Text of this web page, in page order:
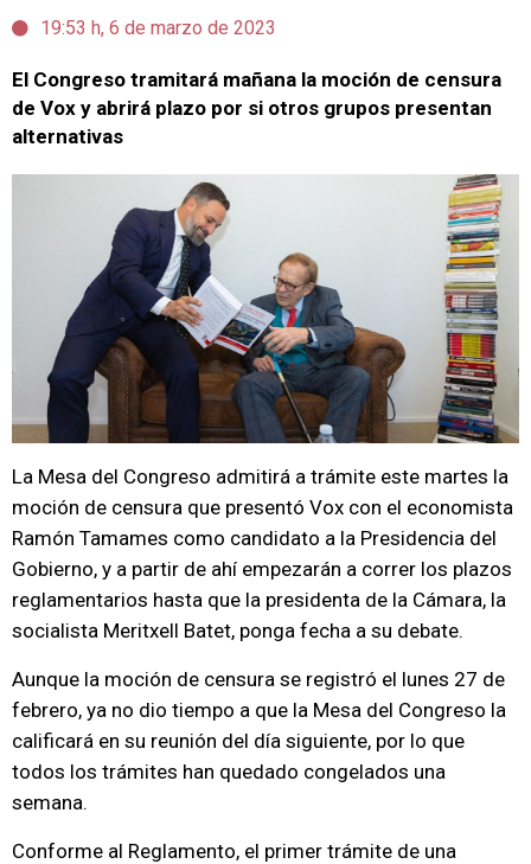
19:53 h, 6 de marzo de 2023
El Congreso tramitará mañana la moción de censura
de Vox y abrirá plazo por si otros grupos presentan
alternativas
La Mesa del Congreso admitirá a trámite este martes la
moción de censura que presentó Vox con el economista
Ramón Tamames como candidato a la Presidencia del
Gobierno, y a partir de ahí empezarán a correr los plazos
reglamentarios hasta que la presidenta de la Cámara, la
socialista Meritxell Batet, ponga fecha a su debate.
Aunque la moción de censura se registró el lunes 27 de
febrero, ya no dio tiempo a que la Mesa del Congreso la
calificará en su reunión del día siguiente, por lo que
todos los trámites han quedado congelados una
semana.
Conforme al Reglamento, el primer trámite de una